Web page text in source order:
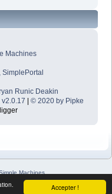
Accepter !
Machines
Runic Deakin
| © 2020 by Pipke
Machines
SimplePortal